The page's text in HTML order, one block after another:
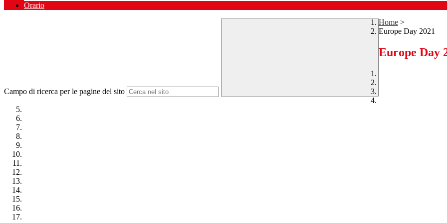
Orario
Campo di ricerca per le pagine del sito
Home >
Europe Day 2021
Europe Day